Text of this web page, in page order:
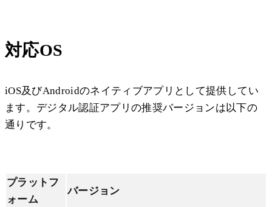
対応OS
iOS及びAndroidのネイティブアプリとして提供してい
ます。デジタル認証アプリの推奨バージョンは以下の
通りです。
プラットフ
ォーム
バージョン